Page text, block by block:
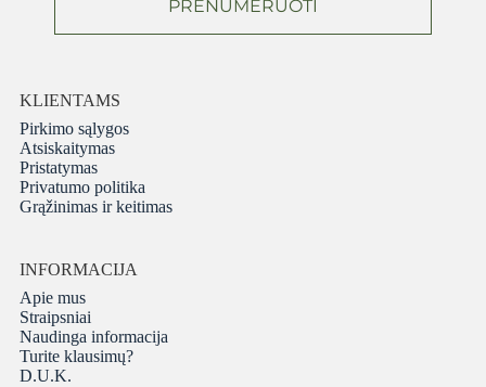
PRENUMERUOTI
KLIENTAMS
Pirkimo sąlygos
Atsiskaitymas
Pristatymas
Privatumo politika
Grąžinimas ir keitimas
INFORMACIJA
Apie mus
Straipsniai
Naudinga informacija
Turite klausimų?
D.U.K.